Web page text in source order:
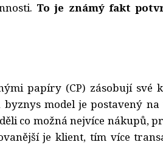
To je známý fakt
papíry (CP) zásobují své
model je postavený na
co možná nejvíce nákupů,
je klient, tím více